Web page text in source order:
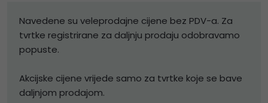
Navedene su veleprodajne cijene bez PDV-a. Za
tvrtke registrirane za daljnju prodaju odobravamo
popuste.
Akcijske cijene vrijede samo za tvrtke koje se bave
daljnjom prodajom.